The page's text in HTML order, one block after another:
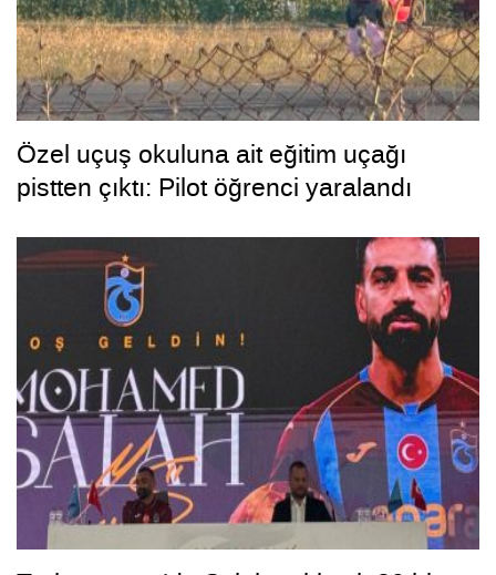
Özel uçuş okuluna ait eğitim uçağı
pistten çıktı: Pilot öğrenci yaralandı